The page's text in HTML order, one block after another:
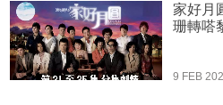
家好月
珊轉嗒
9 FEB